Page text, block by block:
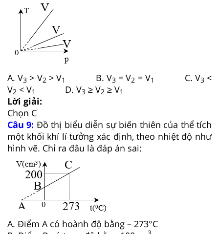
A. V3 > V2 > V1 B. V3 = V2 = V1 C. V3 <
V2 < V1 D. V3 ≥ V2 ≥ V1
Lời giải:
Chọn C
Câu 9: Đồ thị biểu diễn sự biến thiên của thể tích
một khối khí lí tưởng xác định, theo nhiệt độ như
hình vẽ. Chỉ ra đâu là đáp án sai:
A. Điểm A có hoành độ bằng – 273°C